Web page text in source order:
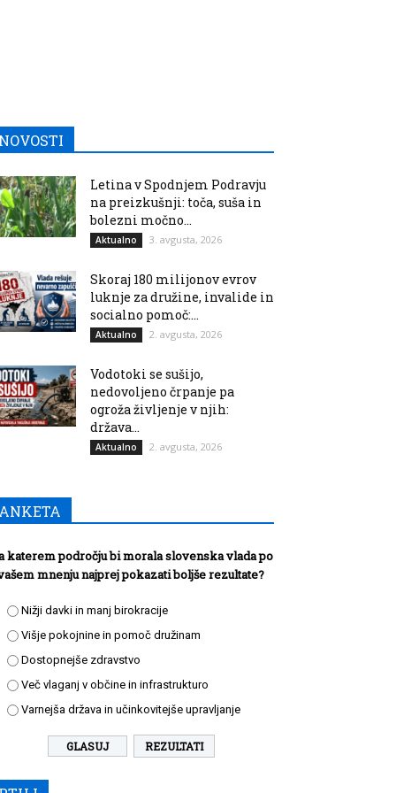
Letina v Spodnjem Podravju
na preizkušnji: toča, suša in
bolezni močno...
Aktualno 3. avgusta, 2026
Skoraj 180 milijonov evrov
luknje za družine, invalide in
socialno pomoč:...
Aktualno 2. avgusta, 2026
Vodotoki se sušijo,
nedovoljeno črpanje pa
ogroža življenje v njih:
država...
Aktualno 2. avgusta, 2026
katerem področju bi morala slovenska vlada po
mnenju najprej pokazati boljše rezultate?
Nižji davki in manj birokracije
Višje pokojnine in pomoč družinam
Dostopnejše zdravstvo
Več vlaganj v občine in infrastrukturo
Varnejša država in učinkovitejše upravljanje
REZULTATI